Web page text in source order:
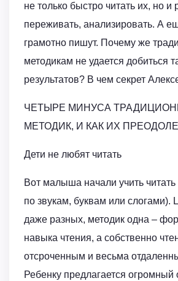
не только быстро читать их, но
переживать, анализировать. А
грамотно пишут. Почему же
методикам не удается добиться
результатов? В чем секрет
ЧЕТЫРЕ МИНУСА
МЕТОДИК, И КАК ИХ
Дети не любят читать
Вот малыша начали учить
по звукам, буквам или слогами).
даже разных, методик одна –
навыка чтения, а собственно
отсроченным и весьма
Ребенку предлагается огромный